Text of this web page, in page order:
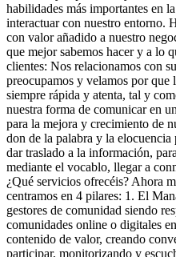
habilidades más importantes en
interactuar con nuestro entorno.
con valor añadido a nuestro
que mejor sabemos hacer y a lo
clientes: Nos relacionamos con
preocupamos y velamos por
siempre rápida y atenta, tal y
nuestra forma de comunicar en
para la mejora y crecimiento de
don de la palabra y la
dar traslado a la información,
mediante el vocablo, llegar a
¿Qué servicios ofrecéis? Ahora
centramos en 4 pilares: 1. El
gestores de comunidad siendo
comunidades online o digitales
contenido de valor, creando
participar, monitorizando y